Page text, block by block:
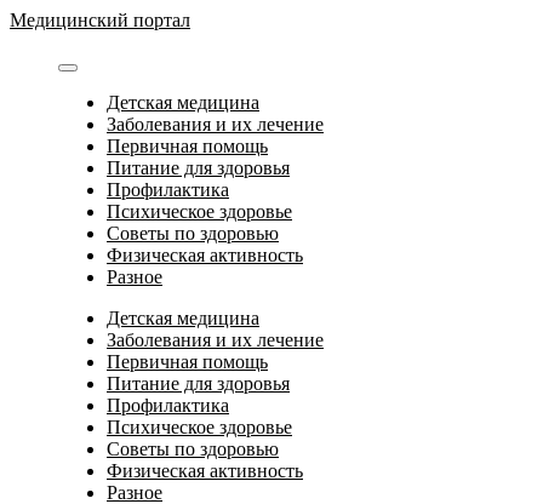
Перейти
содержимому
Медицинский портал
Детская медицина
Заболевания и их лечение
Первичная помощь
Питание для здоровья
Профилактика
Психическое здоровье
Советы по здоровью
Физическая активность
Разное
Детская медицина
Заболевания и их лечение
Первичная помощь
Питание для здоровья
Профилактика
Психическое здоровье
Советы по здоровью
Физическая активность
Разное